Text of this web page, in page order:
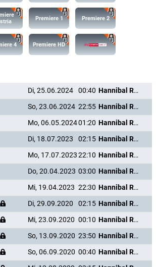
Premiere 1 Premiere 2
4 Premiere HD
Di, 25.06.2024 00:40
Hannibal Rising - Wie alles begann
So, 23.06.2024 22:55
Hannibal Rising - Wie alles begann
Mo, 06.05.202401:20
Hannibal Rising - Wie alles begann
Di, 18.07.2023 02:15
Hannibal Rising - Wie alles begann
Mo, 17.07.202322:10
Hannibal Rising - Wie alles begann
Do, 20.04.2023 03:00
Hannibal Rising - Wie alles begann
Mi, 19.04.2023 22:30
Hannibal Rising - Wie alles begann
Di, 29.09.2020 02:15
Hannibal Rising - Wie alles begann
Mi, 23.09.2020 00:10
Hannibal Rising - Wie alles begann
So, 13.09.2020 23:50
Hannibal Rising - Wie alles begann
So, 06.09.2020 00:40
Hannibal Rising - Wie alles begann